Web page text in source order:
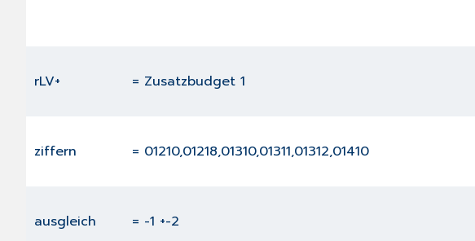
rLV+ = Zusatzbudget 1
ziffern = 01210,01218,01310,01311,01312,01410
ausgleich = -1 +-2